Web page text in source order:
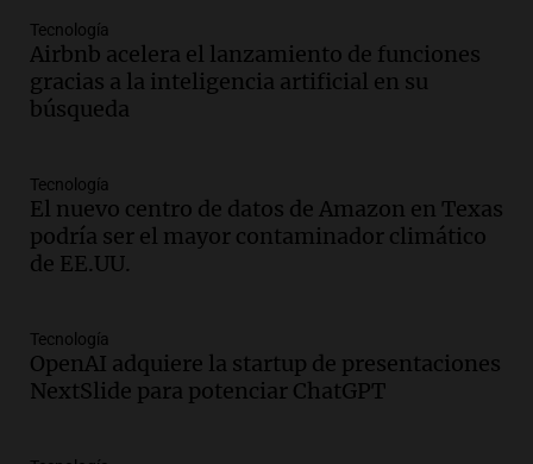
Episodios
Audio.La historia de la servilleta que
firmó Jorge Messi para el primer
contrato de Leo con Barcelona
Audio.Joan Gaspart: "Sin Jorge, no sé si
Messi hubiera llegado adonde llegó"
Una mañana para todos
Audio.
Jorge Messi en una entrevista con Rony
Vargas en 2007
Tecnología
Airbnb acelera el lanzamiento de funciones
gracias a la inteligencia artificial en su
búsqueda
Tecnología
El nuevo centro de datos de Amazon en Texas
podría ser el mayor contaminador climático
de EE.UU.
Tecnología
OpenAI adquiere la startup de presentaciones
NextSlide para potenciar ChatGPT